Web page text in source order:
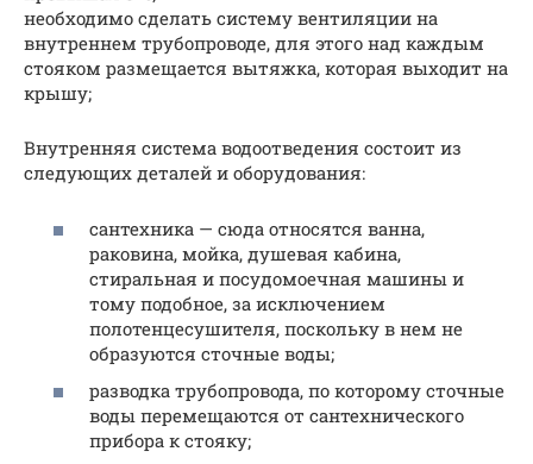
необходимо сделать систему вентиляции на
внутреннем трубопроводе, для этого над каждым
стояком размещается вытяжка, которая выходит на
крышу;
Внутренняя система водоотведения состоит из
следующих деталей и оборудования:
сантехника — сюда относятся ванна,
раковина, мойка, душевая кабина,
стиральная и посудомоечная машины и
тому подобное, за исключением
полотенцесушителя, поскольку в нем не
образуются сточные воды;
разводка трубопровода, по которому сточные
воды перемещаются от сантехнического
прибора к стояку;